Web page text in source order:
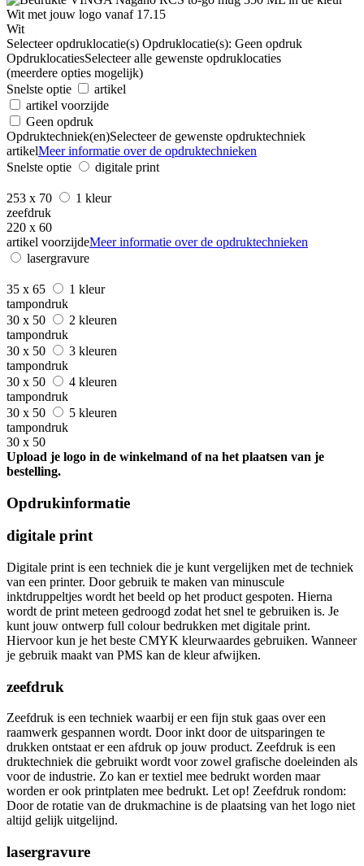
Wit
Selecteer opdruklocatie(s) Opdruklocatie(s): Geen opdruk
OpdruklocatiesSelecteer alle gewenste opdruklocaties
(meerdere opties mogelijk)
Snelste optie
artikel
artikel voorzijde
Geen opdruk
Opdruktechniek(en)Selecteer de gewenste opdruktechniek
artikelMeer informatie over de opdruktechnieken
Snelste optie
digitale print
253 x 70
1 kleur
zeefdruk
220 x 60
artikel voorzijdeMeer informatie over de opdruktechnieken
lasergravure
35 x 65
1 kleur
tampondruk
30 x 50
2 kleuren
tampondruk
30 x 50
3 kleuren
tampondruk
30 x 50
4 kleuren
tampondruk
30 x 50
5 kleuren
tampondruk
30 x 50
Upload je logo in de winkelmand of na het plaatsen van je
bestelling.
Opdrukinformatie
digitale print
Digitale print is een techniek die je kunt vergelijken met de techniek
van een printer. Door gebruik te maken van minuscule
inktdruppeltjes wordt het beeld op het product gespoten. Hierna
wordt de print meteen gedroogd zodat het snel te gebruiken is. Je
kunt jouw ontwerp full colour bedrukken met digitale print.
Hiervoor kun je het beste CMYK kleurwaardes gebruiken. Wanneer
je gebruik maakt van PMS kan de kleur afwijken.
zeefdruk
Zeefdruk is een techniek waarbij er een fijn stuk gaas over een
raamwerk gespannen wordt. Door inkt door de uitsparingen te
drukken ontstaat er een afdruk op jouw product. Zeefdruk is een
druktechniek die gebruikt wordt voor zowel grafische doeleinden als
voor de industrie. Zo kan er textiel mee bedrukt worden maar
worden er ook printplaten mee bedrukt. Let op! Zeefdruk rondom:
Door de rotatie van de drukmachine is de plaatsing van het logo niet
altijd gelijk uitgelijnd.
lasergravure